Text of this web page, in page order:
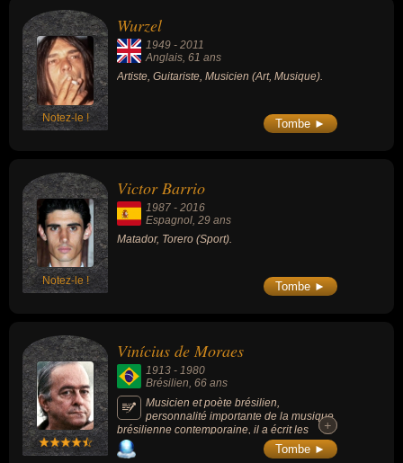
Notez-le !
Wurzel
1949 - 2011
Anglais, 61 ans
Artiste, Guitariste, Musicien (Art, Musique).
Tombe ►
Notez-le !
Victor Barrio
1987 - 2016
Espagnol, 29 ans
Matador, Torero (Sport).
Tombe ►
Vinícius de Moraes
1913 - 1980
Brésilien , 66 ans
Musicien et poète brésilien,
personnalité importante de la musique
brésilienne contemporaine, il a écrit les
paroles de nombre de chansons devenues
des classiques : « Onde Anda Voce », «
+
+
Tombe ►